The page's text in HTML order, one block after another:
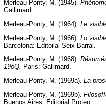
Merleau-Ponty, M. (1945).
Gallimard.
Merleau-Ponty, M. (1964). Le
Merleau-Ponty, M. (1966). Lo
Barcelona: Editorial Seix Barral.
Merleau-Ponty, M. (1968).
19óQ. Paris: Gallimard.
Merleau-Ponty, M. (1969a). La
Merleau-Ponty, M. (1969b).
Buenos Aires: Editorial Proteo.